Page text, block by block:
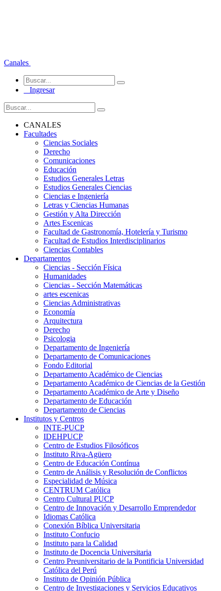
Canales
Ingresar
CANALES
Facultades
Ciencias Sociales
Derecho
Comunicaciones
Educación
Estudios Generales Letras
Estudios Generales Ciencias
Ciencias e Ingeniería
Letras y Ciencias Humanas
Gestión y Alta Dirección
Artes Escenicas
Facultad de Gastronomía, Hotelería y Turismo
Facultad de Estudios Interdisciplinarios
Ciencias Contables
Departamentos
Ciencias - Sección Física
Humanidades
Ciencias - Sección Matemáticas
artes escenicas
Ciencias Administrativas
Economía
Arquitectura
Derecho
Psicologia
Departamento de Ingeniería
Departamento de Comunicaciones
Fondo Editorial
Departamento Académico de Ciencias
Departamento Académico de Ciencias de la Gestión
Departamento Académico de Arte y Diseño
Departamento de Educación
Departamento de Ciencias
Institutos y Centros
INTE-PUCP
IDEHPUCP
Centro de Estudios Filosóficos
Instituto Riva-Agüero
Centro de Educación Contínua
Centro de Análisis y Resolución de Conflictos
Especialidad de Música
CENTRUM Católica
Centro Cultural PUCP
Centro de Innovación y Desarrollo Emprendedor
Idiomas Católica
Conexión Bíblica Universitaria
Instituto Confucio
Instituto para la Calidad
Instituto de Docencia Universitaria
Centro Preuniversitario de la Pontificia Universidad
Católica del Perú
Instituto de Opinión Pública
Centro de Investigaciones y Servicios Educativos